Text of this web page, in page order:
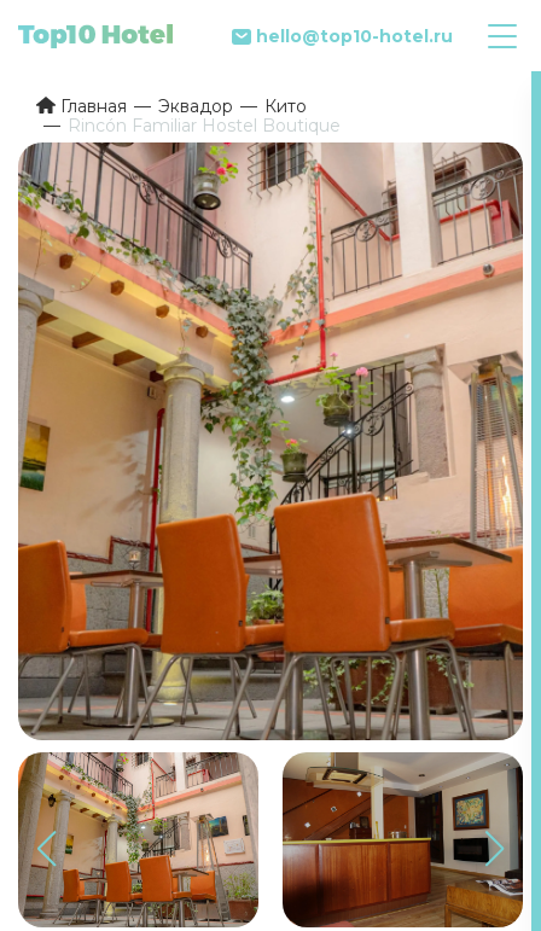
hello@top10-hotel.ru
Главная Эквадор
Кито
Rincón Familiar Hostel Boutique